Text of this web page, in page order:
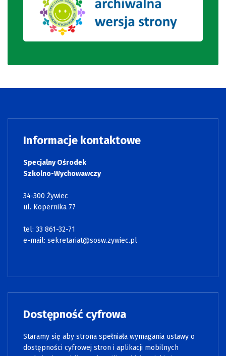
Informacje kontaktowe
Specjalny Ośrodek
Szkolno-Wychowawczy
34-300 Żywiec
ul. Kopernika 77
tel: 33 861-32-71
e-mail: sekretariat@sosw.zywiec.pl
Dostępność cyfrowa
Staramy się aby strona spełniała wymagania ustawy o
dostępności cyfrowej stron i aplikacji mobilnych